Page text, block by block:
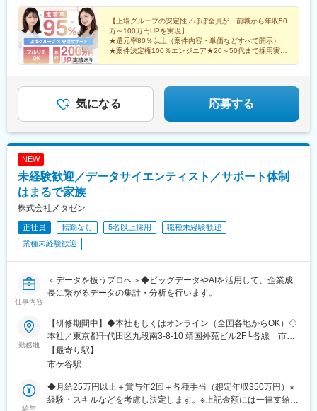
万円UP
【上場グループの安定性／ほぼ全員が、前職から年収50
万～100万円UPを実現】
★還元率80％以上（案件内容・単価などすべて開示）
★案件決定権100％エンジニア★20～50代まで採用実績
気になる 応募する
NEW
未経験歓迎／データサイエンティスト／サポート体制
はまるで家族
株式会社メタゼン
正社員 転勤なし 5名以上採用
職種未経験歓迎
業種未経験歓迎
仕事内容
＜データを扱うプロへ＞◆ビッグデータやAIを活用して、企業成
長に繋がるデータの集計・分析を行います。
勤務地
【研修期間中】◆本社もしくはオンライン（全国各地からOK）◇
本社／東京都千代田区九段南3-8-10 靖国外苑ビル2F└各線「市ケ
谷駅」より徒歩5分└各線「九段下駅」より徒歩9分【研修終了
後】◆東京23区を中心とした全国各地のITプロジェクト先※勤務地
歩10分以内の駅チカオフィスです。※フルリモート・在宅勤務は
プロジェクトによって異なります。
【最寄り駅】
市ケ谷駅
給与
◆月給25万円以上＋賞与年2回＋各種手当（想定年収350万円）※
経験・スキルなどを考慮し決定します。※上記金額には一律支給の